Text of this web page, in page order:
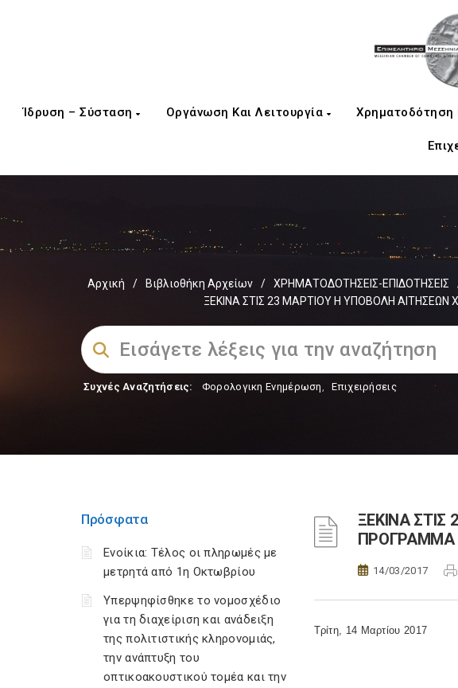
Ίδρυση – Σύσταση Οργάνωση Και Λειτουργία Χρηματοδότηση
Αρχική / Βιβλιοθήκη Αρχείων / ΧΡΗΜΑΤΟΔΟΤΗΣΕΙΣ-ΕΠΙΔΟΤΗΣΕΙΣ
ΞΕΚΙΝΑ ΣΤΙΣ 23 ΜΑΡΤΙΟΥ Η ΥΠΟΒΟΛΗ
Συχνές Αναζητήσεις: Φορολογικη Ενημέρωση, Επιχειρήσεις
Πρόσφατα
Ενοίκια: Τέλος οι πληρωμές με
μετρητά από 1η Οκτωβρίου
Υπερψηφίσθηκε το νομοσχέδιο
για τη διαχείριση και ανάδειξη
της πολιτιστικής κληρονομιάς,
την ανάπτυξη του
οπτικοακουστικού τομέα και την
ΞΕΚΙΝΑ
ΠΡΟΓΡΑΜΜΑ
14/03/2017
Τρίτη, 14 Μαρτίου 2017